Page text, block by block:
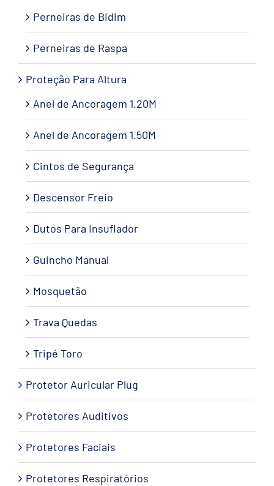
Perneiras de Bidim
Perneiras de Raspa
Proteção Para Altura
Anel de Ancoragem 1.20M
Anel de Ancoragem 1.50M
Cintos de Segurança
Descensor Freio
Dutos Para Insuflador
Guincho Manual
Mosquetão
Trava Quedas
Tripé Toro
Protetor Auricular Plug
Protetores Auditivos
Protetores Faciais
Protetores Respiratórios